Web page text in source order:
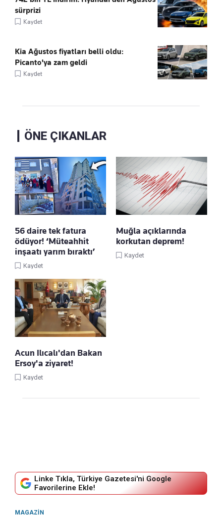
sürprizi
Kaydet
Kia Ağustos fiyatları belli oldu:
Picanto'ya zam geldi
Kaydet
ÖNE ÇIKANLAR
56 daire tek fatura
ödüyor! ‘Müteahhit
inşaatı yarım bıraktı’
Kaydet
Muğla açıklarında
korkutan deprem!
Kaydet
Acun Ilıcalı'dan Bakan
Ersoy'a ziyaret!
Kaydet
Linke Tıkla, Türkiye Gazetesi'ni Google
Favorilerine Ekle!
MAGAZIN